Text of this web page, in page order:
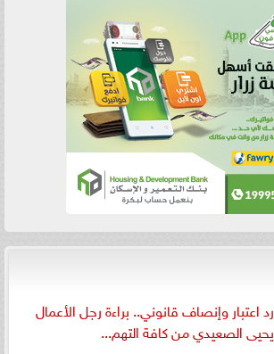
رد اعتبار وإنصاف قانوني.. براءة رجل الأعمال
يحيى الصعيدي من كافة التهم...